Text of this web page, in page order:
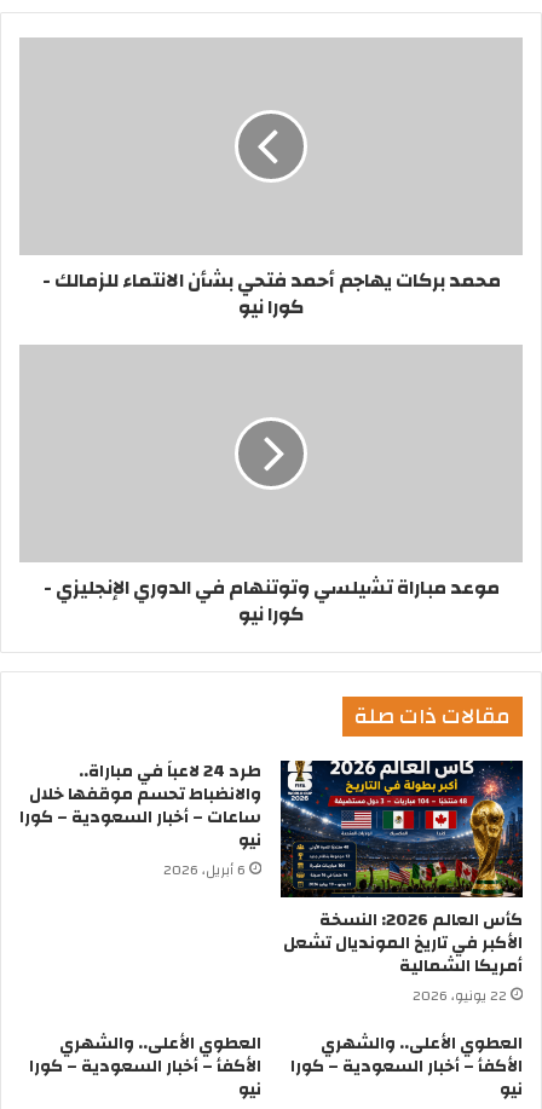
محمد بركات يهاجم أحمد فتحي بشأن الانتماء للزمالك -
كورا نيو
موعد مباراة تشيلسي وتوتنهام في الدوري الإنجليزي -
كورا نيو
مقالات ذات صلة
كأس العالم 2026: النسخة
الأكبر في تاريخ المونديال تشعل
أمريكا الشمالية
22 يونيو، 2026
طرد 24 لاعباً في مباراة..
والانضباط تحسم موقفها خلال
ساعات – أخبار السعودية – كورا
نيو
6 أبريل، 2026
العطوي الأعلى.. والشهري
الأكفأ – أخبار السعودية – كورا
نيو
العطوي الأعلى.. والشهري
الأكفأ – أخبار السعودية – كورا
نيو